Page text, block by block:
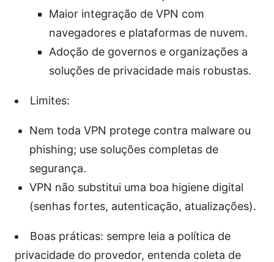
Maior integração de VPN com
navegadores e plataformas de nuvem.
Adoção de governos e organizações a
soluções de privacidade mais robustas.
Limites:
Nem toda VPN protege contra malware ou
phishing; use soluções completas de
segurança.
VPN não substitui uma boa higiene digital
(senhas fortes, autenticação, atualizações).
Boas práticas: sempre leia a política de
privacidade do provedor, entenda coleta de